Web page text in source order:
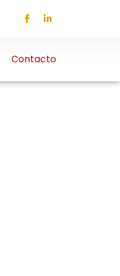
Contacto